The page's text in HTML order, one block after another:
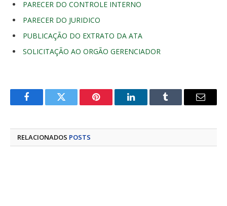
PARECER DO CONTROLE INTERNO
PARECER DO JURIDICO
PUBLICAÇÃO DO EXTRATO DA ATA
SOLICITAÇÃO AO ORGÃO GERENCIADOR
FacebookTwitter Pinterest LinkedInTumblr
E-
RELACIONADOS POSTS